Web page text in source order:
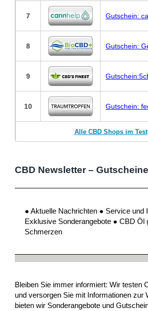
7 Gutschein:
8 Gutschein:
9
10 Gutschein:
Alle CBD Shops im Test
CBD Newsletter –
● Aktuelle Nachrichten ● Service und
Exklusive Sonderangebote ● CBD Öl
Schmerzen
Bleiben Sie immer informiert: Wir testen
und versorgen Sie mit Informationen zur
bieten wir Sonderangebote und